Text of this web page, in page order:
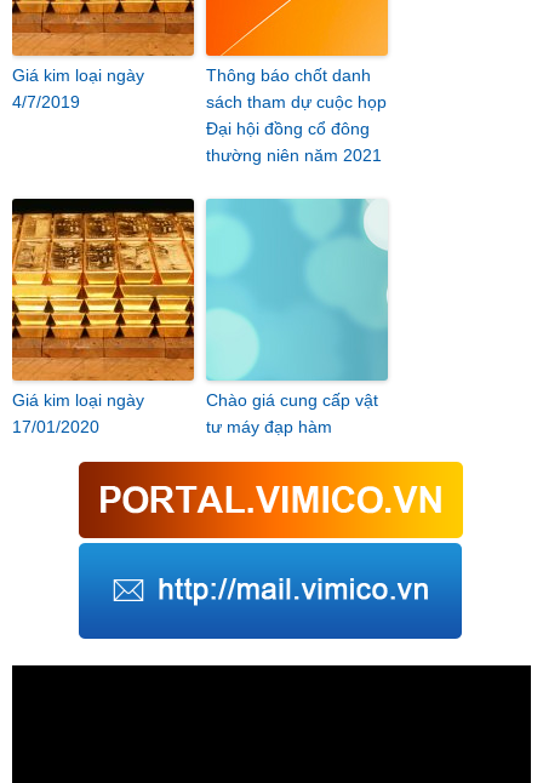
Giá kim loại ngày
4/7/2019
Thông báo chốt danh
sách tham dự cuộc họp
Đại hội đồng cổ đông
thường niên năm 2021
Giá kim loại ngày
17/01/2020
Chào giá cung cấp vật
tư máy đạp hàm